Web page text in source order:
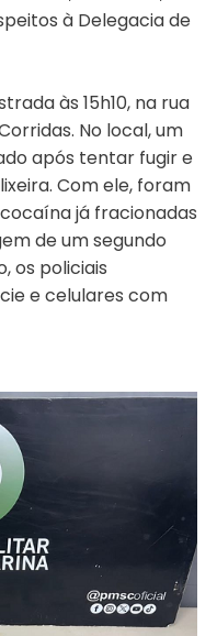
à Delegacia de
às 15h10, na rua
No local, um
após tentar fugir e
Com ele, foram
já fracionadas
de um segundo
os policiais
e celulares com